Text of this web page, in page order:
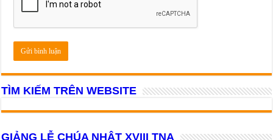
TÌM KIẾM TRÊN WEBSITE
GIẢNG LỄ CHÚA NHẬT XVIII TNA